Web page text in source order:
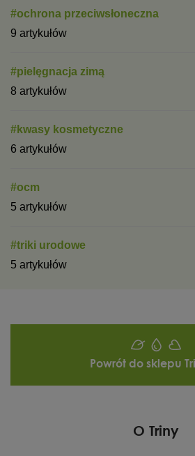
#ochrona przeciwsłoneczna
9 artykułów
#pielęgnacja zimą
8 artykułów
#kwasy kosmetyczne
6 artykułów
#ocm
5 artykułów
#triki urodowe
5 artykułów
Powrót do sklepu
O Triny